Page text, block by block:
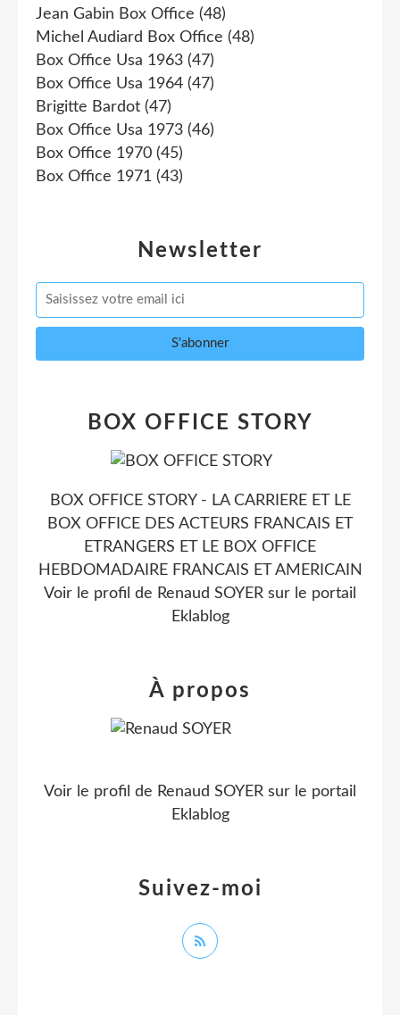
Newsletter
Jean Gabin Box Office (48)
Michel Audiard Box Office (48)
Box Office Usa 1963 (47)
Box Office Usa 1964 (47)
Brigitte Bardot (47)
Box Office Usa 1973 (46)
Box Office 1970 (45)
Box Office 1971 (43)
BOX OFFICE STORY
BOX OFFICE STORY - LA CARRIERE ET LE
BOX OFFICE DES ACTEURS FRANCAIS ET
ETRANGERS ET LE BOX OFFICE
HEBDOMADAIRE FRANCAIS ET AMERICAIN
Voir le profil de Renaud SOYER sur le portail
Eklablog
Suivez-moi
À propos
Voir le profil de Renaud SOYER sur le portail
Eklablog